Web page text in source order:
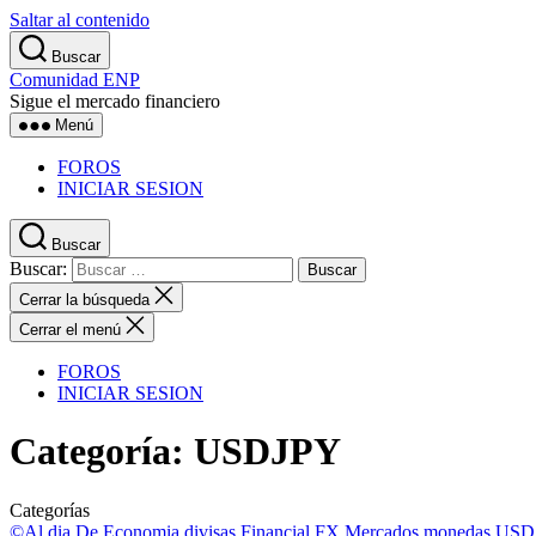
Saltar al contenido
Buscar
Comunidad ENP
Sigue el mercado financiero
Menú
FOROS
INICIAR SESION
Buscar
Buscar:
Cerrar la búsqueda
Cerrar el menú
FOROS
INICIAR SESION
Categoría: USDJPY
Categorías
©Al dia De Economia divisas Financial FX Mercados monedas